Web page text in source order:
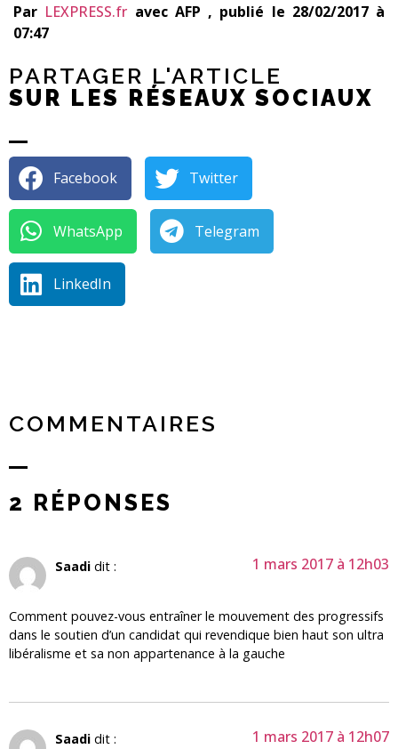
Par LEXPRESS.fr avec AFP , publié le 28/02/2017 à
07:47
PARTAGER L'ARTICLE
SUR LES RÉSEAUX SOCIAUX
Facebook Twitter
WhatsApp Telegram
LinkedIn
COMMENTAIRES
2 RÉPONSES
Saadi dit : 1 mars 2017 à 12h03
Comment pouvez-vous entraîner le mouvement des progressifs
dans le soutien d’un candidat qui revendique bien haut son ultra
libéralisme et sa non appartenance à la gauche
Saadi dit : 1 mars 2017 à 12h07